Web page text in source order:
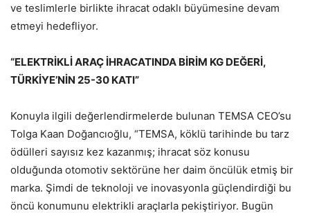
ve teslimlerle birlikte ihracat odaklı büyümesine devam
etmeyi hedefliyor.
“ELEKTRİKLİ ARAÇ İHRACATINDA BİRİM KG DEĞERİ,
TÜRKİYE’NİN 25-30 KATI”
Konuyla ilgili değerlendirmelerde bulunan TEMSA CEO’su
Tolga Kaan Doğancıoğlu, “TEMSA, köklü tarihinde bu tarz
ödülleri sayısız kez kazanmış; ihracat söz konusu
olduğunda otomotiv sektörüne her daim öncülük etmiş bir
marka. Şimdi de teknoloji ve inovasyonla güçlendirdiği bu
öncü konumunu elektrikli araçlarla pekiştiriyor. Bugün